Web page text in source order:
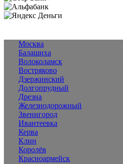
Москва
Балашиха
Волоколамск
Востряково
Дзержинский
Долгопрудный
Дрезна
Железнодорожный
Звенигород
Ивантеевка
Керва
Клин
Королёв
Красноармейск